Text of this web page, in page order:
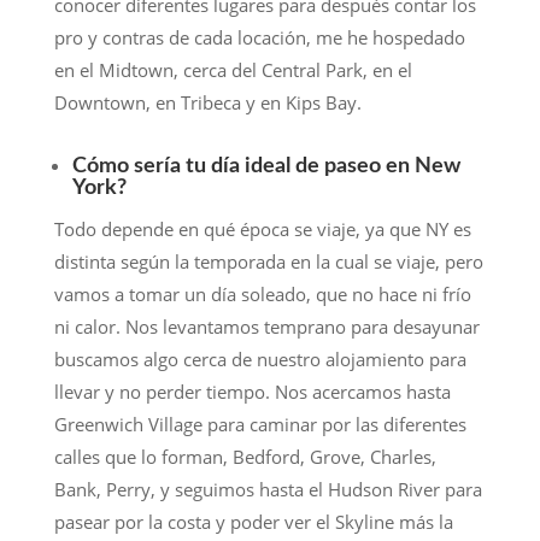
conocer diferentes lugares para después contar los
pro y contras de cada locación, me he hospedado
en el Midtown, cerca del Central Park, en el
Downtown, en Tribeca y en Kips Bay.
Cómo sería tu día ideal de paseo en New
York?
Todo depende en qué época se viaje, ya que NY es
distinta según la temporada en la cual se viaje, pero
vamos a tomar un día soleado, que no hace ni frío
ni calor. Nos levantamos temprano para desayunar
buscamos algo cerca de nuestro alojamiento para
llevar y no perder tiempo. Nos acercamos hasta
Greenwich Village para caminar por las diferentes
calles que lo forman, Bedford, Grove, Charles,
Bank, Perry, y seguimos hasta el Hudson River para
pasear por la costa y poder ver el Skyline más la